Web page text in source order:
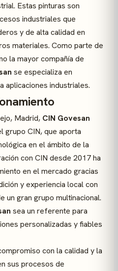
Estas pinturas son
industriales que
y de alta calidad en
materiales. Como parte de
la mayor compañía de
se especializa en
aplicaciones industriales.
Madrid, CIN Govesan
grupo CIN, que aporta
en el ámbito de la
con CIN desde 2017 ha
en el mercado gracias
y experiencia local con
un gran grupo multinacional.
sea un referente para
personalizadas y fiables
con la calidad y la
sus procesos de